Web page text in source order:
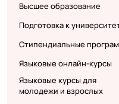
Высшее образование
Подготовка к
Стипендиальные
Языковые онлайн-курсы
Языковые курсы для
молодежи и взрослых